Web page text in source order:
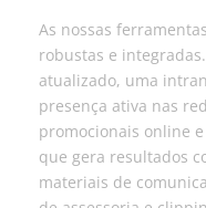
As nossas
robustas e
atualizado, uma
presença ativa nas
promocionais online
que gera resultados
materiais de